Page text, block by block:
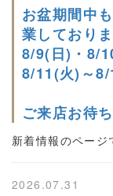
お盆期間中
業しており
8/9(日)・
8/11(火)～
ご来店お待
新着情報のページ
2026.07.31